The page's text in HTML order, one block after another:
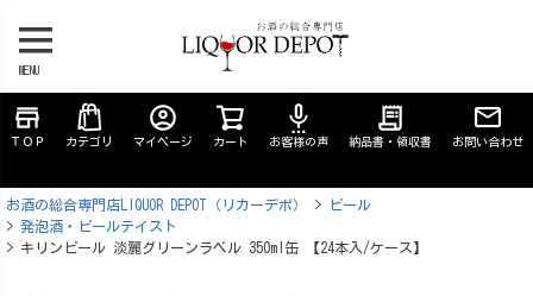
MENU
store
ＴＯＰ カテゴリ
account_circle
マイページ カート
settings_voice
お客様の声
receipt_long
納品書・領収書 お問い合わせ
お酒の総合専門店LIQUOR DEPOT（リカーデポ）
ビール
発泡酒・ビールテイスト
キリンビール 淡麗グリーンラベル 350ml缶 【24本入/ケース】